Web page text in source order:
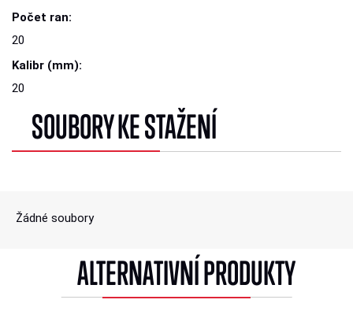
Počet ran:
20
Kalibr (mm):
20
SOUBORY KE STAŽENÍ
Žádné soubory
ALTERNATIVNÍ PRODUKTY